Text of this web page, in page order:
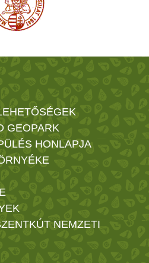
GEOPARK
HONLAPJA
NEMZETI